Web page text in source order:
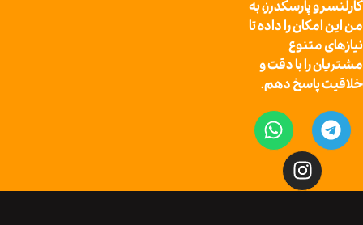
پارسکدرز، به
را داده تا
متنوع
را با دقت و
پاسخ دهم.